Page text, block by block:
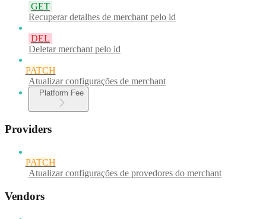
GET
Recuperar detalhes de merchant pelo id
DEL
Deletar merchant pelo id
PATCH
Atualizar configurações de merchant
Platform Fee
Providers
PATCH
Atualizar configurações de provedores do merchant
Vendors